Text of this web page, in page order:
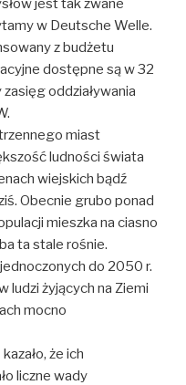
jest tak zwane
w Deutsche Welle.
z budżetu
dostępne są w 32
oddziaływania
miast
ludno­ści świata
wiejskich bądź
Obecnie grubo ponad
mieszka na ciasno
ta stale rośnie.
do 2050 r.
ludzi żyjących na Ziemi
mocno
że ich
liczne wady